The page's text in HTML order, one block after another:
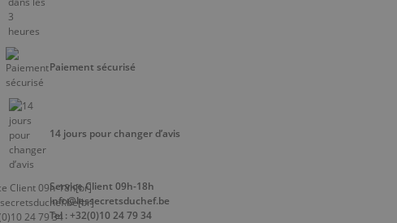
Paiement sécurisé
14 jours pour changer d’avis
Service Client 09h-18h
info@lessecretsduchef.be
Tel : +32(0)10 24 79 34